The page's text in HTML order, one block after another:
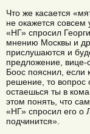
Что же касается
не окажется
«НГ» спросил
мнению Москвы и
прислушаются и
предложение, вице-
Боос пояснил, если
решение, то вопрос
остаешься ты в
этом понять, что
«НГ» спросил его о
подчинится».